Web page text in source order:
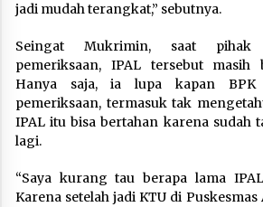
jadi mudah terangkat,” sebutnya.
Seingat Mukrimin, saat pihak
pemeriksaan, IPAL tersebut masih
Hanya saja, ia lupa kapan BPK
pemeriksaan, termasuk tak
IPAL itu bisa bertahan karena sudah
lagi.
“Saya kurang tau berapa lama
Karena setelah jadi KTU di